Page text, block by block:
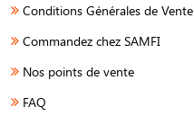
Conditions Générales de Vente
Commandez chez SAMFI
Nos points de vente
FAQ